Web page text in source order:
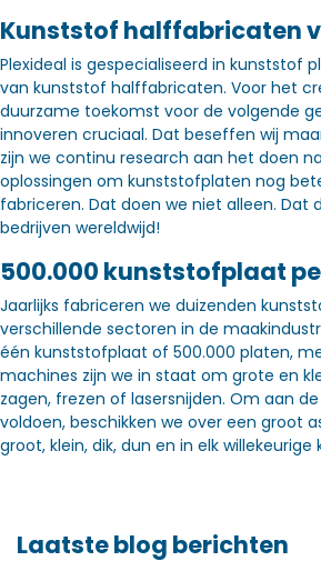
Kunststof halffabricaten
Plexideal is gespecialiseerd in kunststof
van kunststof halffabricaten. Voor het
duurzame toekomst voor de volgende
innoveren cruciaal. Dat beseffen wij
zijn we continu research aan het doen
oplossingen om kunststofplaten nog
fabriceren. Dat doen we niet alleen. Dat
bedrijven wereldwijd!
500.000 kunststofplaat
Jaarlijks fabriceren we duizenden
verschillende sectoren in de
één kunststofplaat of 500.000 platen,
machines zijn we in staat om grote en
zagen, frezen of lasersnijden. Om aan
voldoen, beschikken we over een groot
groot, klein, dik, dun en in elk willekeurige
Laatste blog berichten